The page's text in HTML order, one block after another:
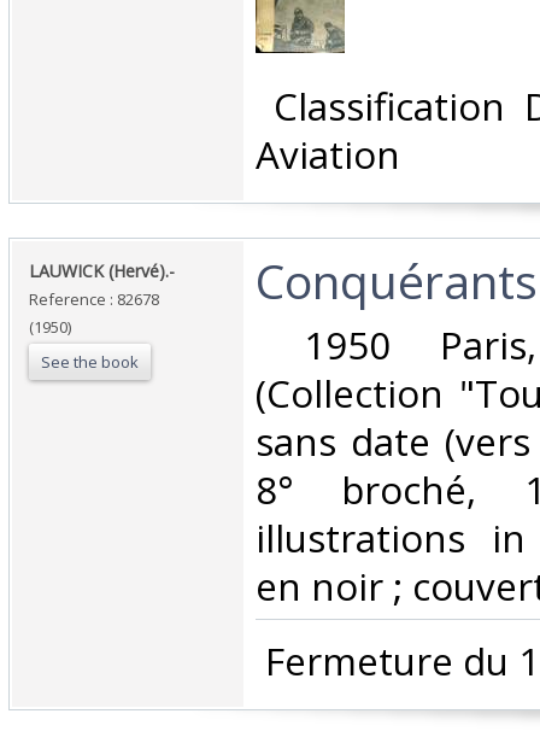
Classification
Aviation‎
‎LAUWICK (Hervé).-‎
Reference : 82678
(1950)
See the book
1950
(Collection
sans date
8° broché,
illustrations
en noir ;
Fermeture du